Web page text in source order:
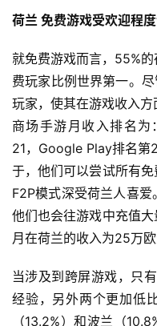
首
页
游
茶
原
创
游
戏
业
荷兰 免费游戏受欢迎程
就免费游戏而言，55%
费玩家比例世界第一。
玩家，使其在游戏收入
商场手游月收入排名为
21，Google Play排名第
于，他们可以尝试所有免
F2P模式深受荷兰人喜爱
他们也会往游戏中充值
月在荷兰的收入为25万欧
当涉及到跨屏游戏，只
经验，另外两个更加低
（13.2%）和波兰（